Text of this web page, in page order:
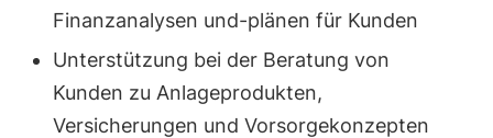
Finanzanalysen und-plänen für Kunden
Unterstützung bei der Beratung von
Kunden zu Anlageprodukten,
Versicherungen und Vorsorgekonzepten